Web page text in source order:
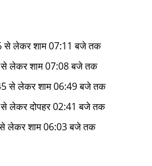
से लेकर शाम 07:11 बजे तक
से लेकर शाम 07:08 बजे तक
से लेकर शाम 06:49 बजे तक
से लेकर दोपहर 02:41 बजे तक
से लेकर शाम 06:03 बजे तक